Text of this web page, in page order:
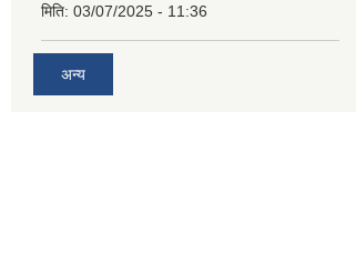
मिति: 03/07/2025 - 11:36
अन्य